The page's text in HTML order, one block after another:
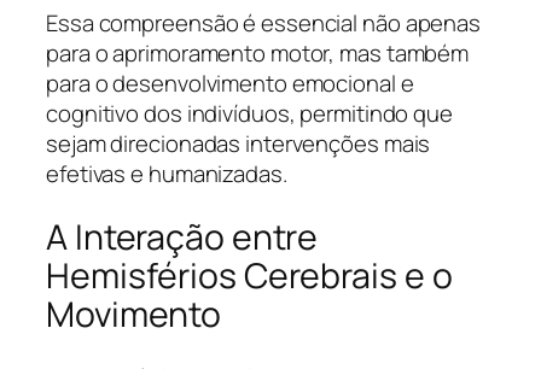
Essa compreensão é essencial não apenas
para o aprimoramento motor, mas também
para o desenvolvimento emocional e
cognitivo dos indivíduos, permitindo que
sejam direcionadas intervenções mais
efetivas e humanizadas.
A Interação entre
Hemisférios Cerebrais e o
Movimento